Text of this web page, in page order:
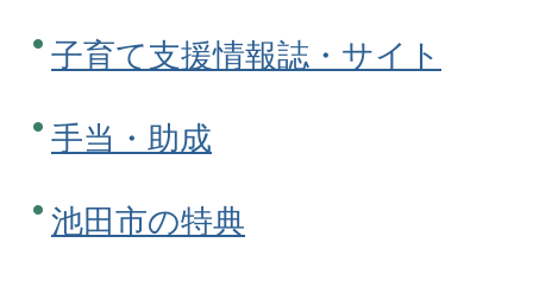
子育て支援情報誌・サイト
手当・助成
池田市の特典